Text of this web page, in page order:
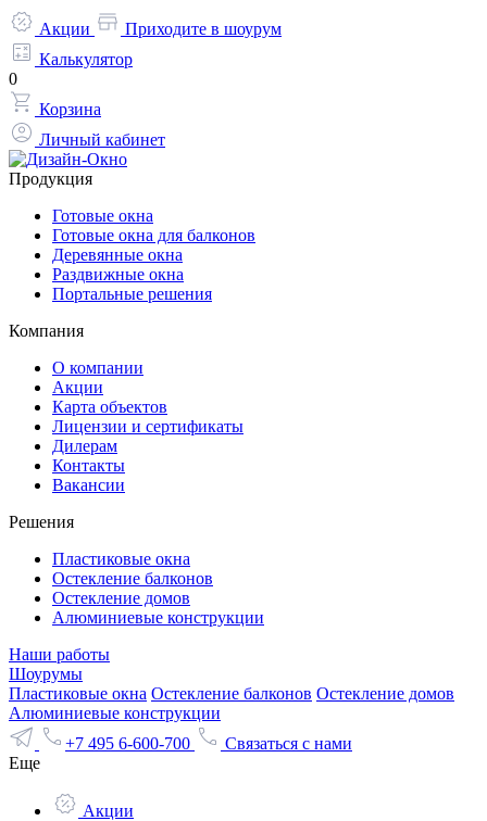
Акции
Приходите в шоурум
Калькулятор
0
Корзина
Личный кабинет
Продукция
Готовые окна
Готовые окна для балконов
Деревянные окна
Раздвижные окна
Портальные решения
Компания
О компании
Акции
Карта объектов
Лицензии и сертификаты
Дилерам
Контакты
Вакансии
Решения
Пластиковые окна
Остекление балконов
Остекление домов
Алюминиевые конструкции
Наши работы
Шоурумы
Пластиковые окна Остекление балконов Остекление домов
Алюминиевые конструкции
+7 495 6-600-700
Связаться с нами
Еще
Акции